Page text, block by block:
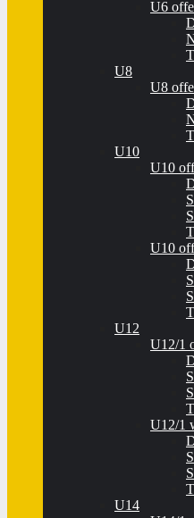
U6
U8
U8
U10
U10
U10
U12
U12/1
U12/1
U14